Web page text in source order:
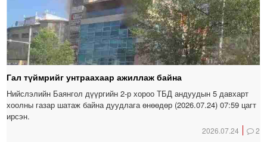
Гал түймрийг унтраахаар ажиллаж байна
Нийслэлийн Баянгол дүүргийн 2-р хороо ТБД андуудын 5 давхарт
хоолны газар шатаж байна дуудлага өнөөдөр (2026.07.24) 07:59 цагт
ирсэн.
2026.07.24 2